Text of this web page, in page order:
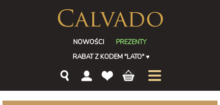
NOWOŚCI
PREZENTY
RABAT Z KODEM "LATO"♥